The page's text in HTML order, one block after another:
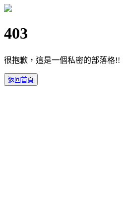
403
很抱歉，這是一個私密的部落格!!
返回首頁